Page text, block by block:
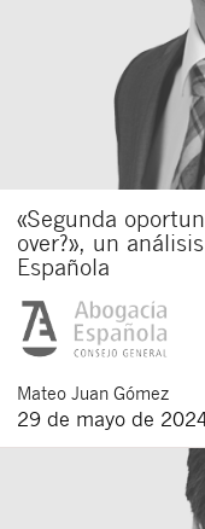
«Segunda
over?», un
Española
Mateo Juan Gómez
29 de mayo de